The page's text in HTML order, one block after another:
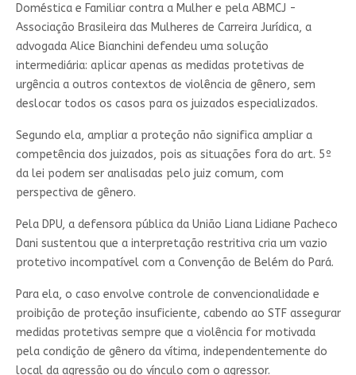
Doméstica e Familiar contra a Mulher e pela ABMCJ -
Associação Brasileira das Mulheres de Carreira Jurídica, a
advogada Alice Bianchini defendeu uma solução
intermediária: aplicar apenas as medidas protetivas de
urgência a outros contextos de violência de gênero, sem
deslocar todos os casos para os juizados especializados.
Segundo ela, ampliar a proteção não significa ampliar a
competência dos juizados, pois as situações fora do art. 5º
da lei podem ser analisadas pelo juiz comum, com
perspectiva de gênero.
Pela DPU, a defensora pública da União Liana Lidiane Pacheco
Dani sustentou que a interpretação restritiva cria um vazio
protetivo incompatível com a Convenção de Belém do Pará.
Para ela, o caso envolve controle de convencionalidade e
proibição de proteção insuficiente, cabendo ao STF assegurar
medidas protetivas sempre que a violência for motivada
pela condição de gênero da vítima, independentemente do
local da agressão ou do vínculo com o agressor.